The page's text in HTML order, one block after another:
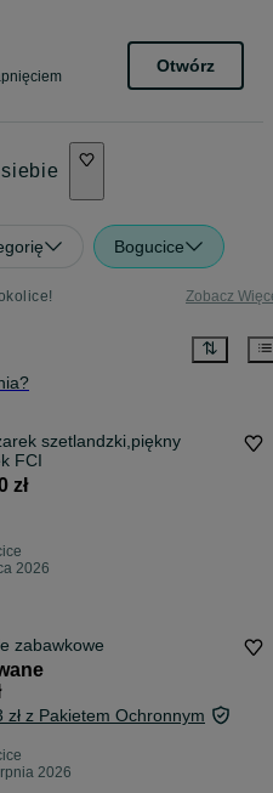
Otwórz
Bogucice
Zobacz
szetlandzki,piękny
FCI
zł
2026
zabawkowe
zł z Pakietem Ochronnym
2026